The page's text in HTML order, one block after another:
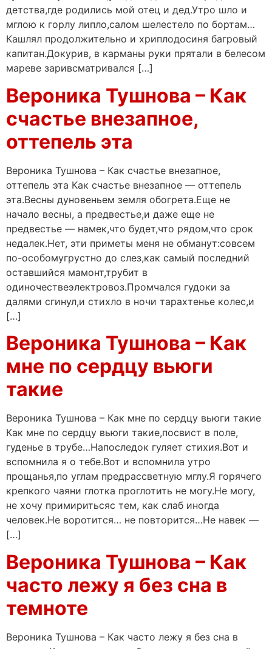
детства,где родились мой отец и дед.Утро шло и
мглою к горлу липло,салом шелестело по бортам…
Кашлял продолжительно и хриплодосиня багровый
капитан.Докурив, в карманы руки прятали в белесом
мареве заривсматривался […]
Вероника Тушнова – Как
счастье внезапное,
оттепель эта
Вероника Тушнова – Как счастье внезапное,
оттепель эта Как счастье внезапное — оттепель
эта.Весны дуновеньем земля обогрета.Еще не
начало весны, а предвестье,и даже еще не
предвестье — намек,что будет,что рядом,что срок
недалек.Нет, эти приметы меня не обманут:совсем
по-особомугрустно до слез,как самый последний
оставшийся мамонт,трубит в
одиночествеэлектровоз.Промчался гудоки за
далями сгинул,и стихло в ночи тарахтенье колес,и
[…]
Вероника Тушнова – Как
мне по сердцу вьюги
такие
Вероника Тушнова – Как мне по сердцу вьюги такие
Как мне по сердцу вьюги такие,посвист в поле,
гуденье в трубе…Напоследок гуляет стихия.Вот и
вспомнила я о тебе.Вот и вспомнила утро
прощанья,по углам предрассветную мглу.Я горячего
крепкого чаяни глотка проглотить не могу.Не могу,
не хочу примиритьсяс тем, как слаб иногда
человек.Не воротится… не повторится…Не навек —
[…]
Вероника Тушнова – Как
часто лежу я без сна в
темноте
Вероника Тушнова – Как часто лежу я без сна в